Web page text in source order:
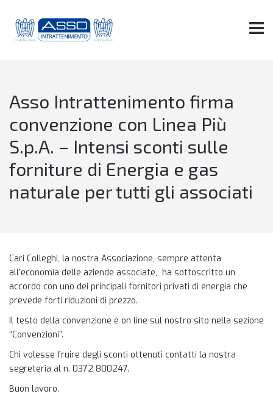
Asso Intrattenimento firma
convenzione con Linea Più
S.p.A. – Intensi sconti sulle
forniture di Energia e gas
naturale per tutti gli associati
Cari Colleghi, la nostra Associazione, sempre attenta
all’economia delle aziende associate, ha sottoscritto un
accordo con uno dei principali fornitori privati di energia che
prevede forti riduzioni di prezzo.
Il testo della convenzione è on line sul nostro sito nella sezione
“Convenzioni”.
Chi volesse fruire degli sconti ottenuti contatti la nostra
segreteria al n. 0372 800247.
Buon lavoro.